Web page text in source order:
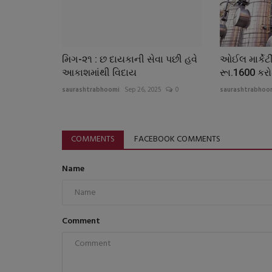
મિગ-૨૧ : છ દાયકાની સેવા પછી હવે
આકાશમાંથી વિદાય
saurashtrabhoomi Sep 26, 2025 0
ઓઈલ
રૂા.1600
COMMENTS FACEBOOK COMMENTS
Name
Comment